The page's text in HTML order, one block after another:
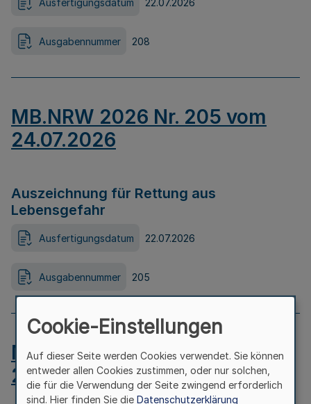
Ausgabennummer 208
MB.NRW 2026 Nr. 205 vom
24.07.2026
Auszeichnung für Rettung aus
Lebensgefahr
Ausfertigungsdatum 22.07.2026
Ausgabennummer 205
MB.NRW 2026 Nr. 204 vom
24.07.2026
Cookie-Einstellungen
Auf dieser Seite werden Cookies verwendet. Sie können
entweder allen Cookies zustimmen, oder nur solchen,
die für die Verwendung der Seite zwingend erforderlich
sind. Hier finden Sie die Datenschutzerklärung